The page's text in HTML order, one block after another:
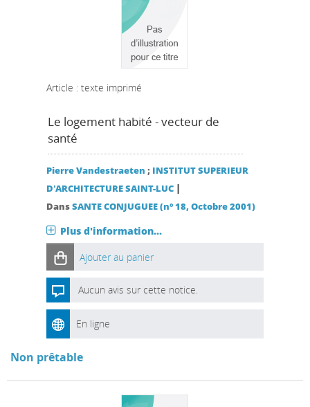
Article : texte imprimé
Le logement habité - vecteur de
santé
Pierre Vandestraeten ; INSTITUT SUPERIEUR
D'ARCHITECTURE SAINT-LUC |
DansSANTE CONJUGUEE (n° 18, Octobre 2001)
Plus d'information...
Ajouter au panier
Aucun avis sur cette notice.
En ligne
Non prêtable